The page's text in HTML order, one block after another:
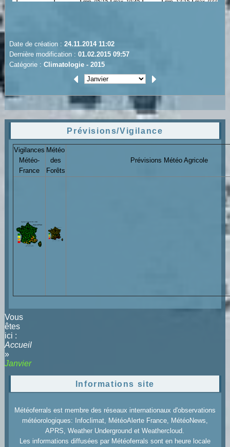
Date de création : 24.11.2014 11:02
Dernière modification : 01.02.2015 09:57
Catégorie : Climatologie - 2015
Prévisions/Vigilance
Vigilances
Météo-
France
Météo
des
Forêts
Prévisions Météo Agricole
Vous
êtes
ici :
Accueil
»
Janvier
Informations site
Météoferrals est membre des réseaux internationaux d'observations
météorologiques: Infoclimat, MétéoAlerte France, MétéoNews,
APRS, Weather Underground et Weathercloud.
Les informations diffusées par Météoferrals sont en heure locale